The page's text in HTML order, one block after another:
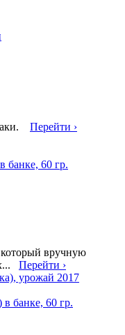
Перейти ›
60 гр.
вручную
Перейти ›
банке, 60 гр.